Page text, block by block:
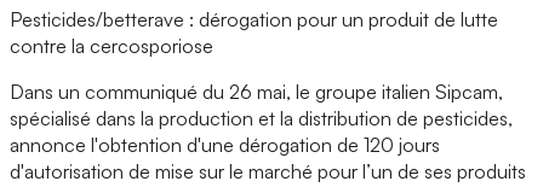
Pesticides/betterave : dérogation pour un produit de lutte
contre la cercosporiose
Dans un communiqué du 26 mai, le groupe italien Sipcam,
spécialisé dans la production et la distribution de pesticides,
annonce l'obtention d'une dérogation de 120 jours
d'autorisation de mise sur le marché pour l’un de ses produits